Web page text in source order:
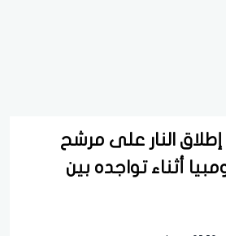
النار على مرشح
أثناء تواجده بين